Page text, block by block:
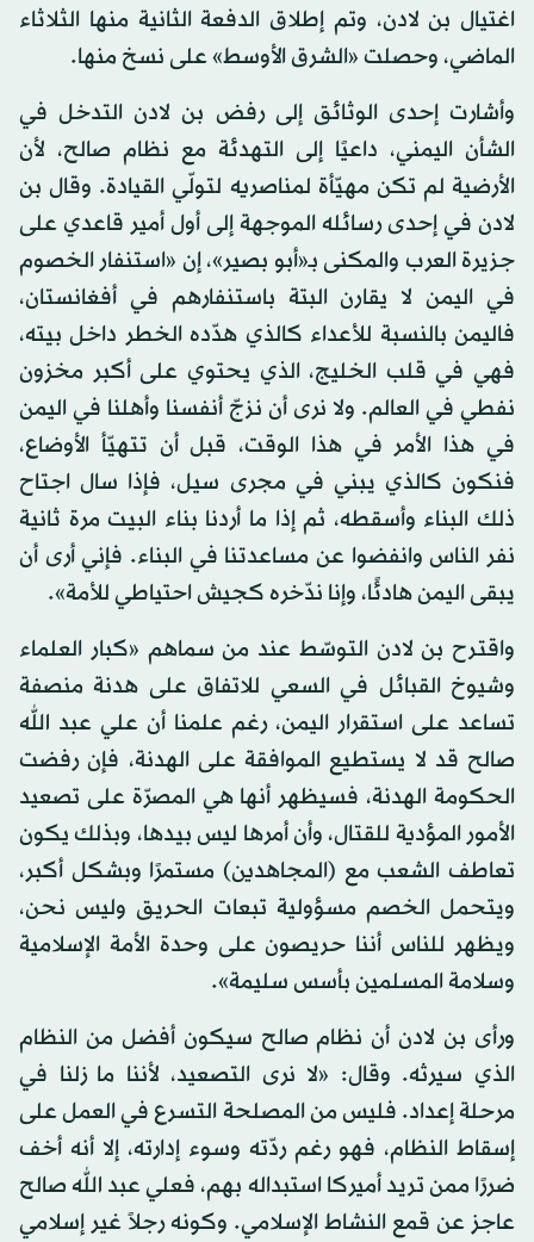
اغتيال بن لادن، وتم إطلاق الدفعة الثانية منها الثلاثاء
الماضي، وحصلت «الشرق الأوسط» على نسخ منها.
وأشارت إحدى الوثائق إلى رفض بن لادن التدخل في
الشأن اليمني، داعيًا إلى التهدئة مع نظام صالح، لأن
الأرضية لم تكن مهيّأة لمناصريه لتولّي القيادة. وقال بن
لادن في إحدى رسائله الموجهة إلى أول أمير قاعدي على
جزيرة العرب والمكنى بـ«أبو بصير»، إن «استنفار الخصوم
في اليمن لا يقارن البتة باستنفارهم في أفغانستان،
فاليمن بالنسبة للأعداء كالذي هدّده الخطر داخل بيته،
فهي في قلب الخليج، الذي يحتوي على أكبر مخزون
نفطي في العالم. ولا نرى أن نزجّ أنفسنا وأهلنا في اليمن
في هذا الأمر في هذا الوقت، قبل أن تتهيّأ الأوضاع،
فنكون كالذي يبني في مجرى سيل، فإذا سال اجتاح
ذلك البناء وأسقطه، ثم إذا ما أردنا بناء البيت مرة ثانية
نفر الناس وانفضوا عن مساعدتنا في البناء. فإني أرى أن
يبقى اليمن هادئًا، وإنا ندّخره كجيش احتياطي للأمة».
واقترح بن لادن التوسّط عند من سماهم «كبار العلماء
وشيوخ القبائل في السعي للاتفاق على هدنة منصفة
تساعد على استقرار اليمن، رغم علمنا أن علي عبد الله
صالح قد لا يستطيع الموافقة على الهدنة، فإن رفضت
الحكومة الهدنة، فسيظهر أنها هي المصرّة على تصعيد
الأمور المؤدية للقتال، وأن أمرها ليس بيدها، وبذلك يكون
تعاطف الشعب مع (المجاهدين) مستمرًا وبشكل أكبر،
ويتحمل الخصم مسؤولية تبعات الحريق وليس نحن،
ويظهر للناس أننا حريصون على وحدة الأمة الإسلامية
وسلامة المسلمين بأسس سليمة».
ورأى بن لادن أن نظام صالح سيكون أفضل من النظام
الذي سيرثه. وقال: «لا نرى التصعيد، لأننا ما زلنا في
مرحلة إعداد. فليس من المصلحة التسرع في العمل على
إسقاط النظام، فهو رغم ردّته وسوء إدارته، إلا أنه أخف
ضررًا ممن تريد أميركا استبداله بهم، فعلي عبد الله صالح
عاجز عن قمع النشاط الإسلامي. وكونه رجلاً غير إسلامي